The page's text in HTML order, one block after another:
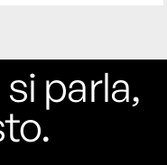
parla,